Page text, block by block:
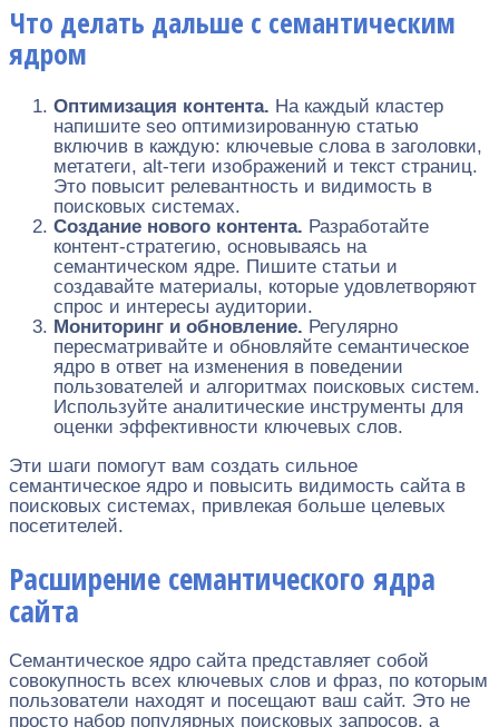
Что делать дальше с семантическим
ядром
Оптимизация контента. На каждый кластер
напишите seo оптимизированную статью
включив в каждую: ключевые слова в заголовки,
метатеги, alt-теги изображений и текст страниц.
Это повысит релевантность и видимость в
поисковых системах.
Создание нового контента. Разработайте
контент-стратегию, основываясь на
семантическом ядре. Пишите статьи и
создавайте материалы, которые удовлетворяют
спрос и интересы аудитории.
Мониторинг и обновление. Регулярно
пересматривайте и обновляйте семантическое
ядро в ответ на изменения в поведении
пользователей и алгоритмах поисковых систем.
Используйте аналитические инструменты для
оценки эффективности ключевых слов.
Эти шаги помогут вам создать сильное
семантическое ядро и повысить видимость сайта в
поисковых системах, привлекая больше целевых
посетителей.
Расширение семантического ядра
сайта
Семантическое ядро сайта представляет собой
совокупность всех ключевых слов и фраз, по которым
пользователи находят и посещают ваш сайт. Это не
просто набор популярных поисковых запросов, а